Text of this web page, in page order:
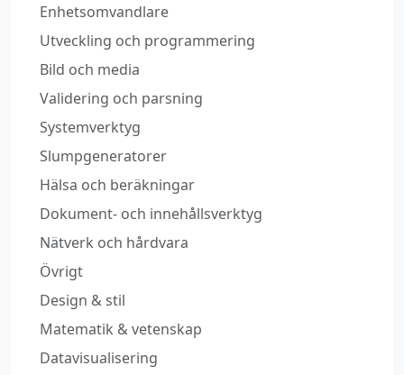
Enhetsomvandlare
Utveckling och programmering
Bild och media
Validering och parsning
Systemverktyg
Slumpgeneratorer
Hälsa och beräkningar
Dokument‑ och innehållsverktyg
Nätverk och hårdvara
Övrigt
Design & stil
Matematik & vetenskap
Datavisualisering